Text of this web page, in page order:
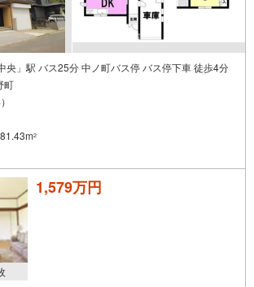
央」駅 バス25分 中ノ町バス停 バス停下車 徒歩4分
町
81.43m2
1,579万円